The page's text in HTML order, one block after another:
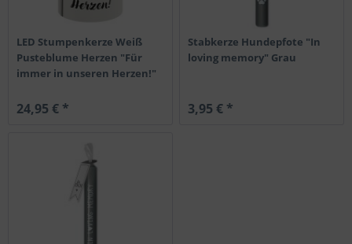
LED Stumpenkerze Weiß
Pusteblume Herzen "Für
immer in unseren Herzen!"
24,95 € *
Stabkerze Hundepfote "In
loving memory" Grau
3,95 € *